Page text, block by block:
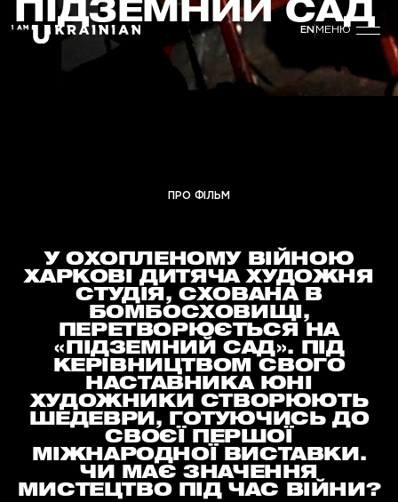
МЕНЮ
EN
ПІДЗЕМНИЙ САД
ТРИВАЛІСТЬ
ДАТА ВИПУСКУ
ПРО ФІЛЬМ
У ОХОПЛЕНОМУ ВІЙНОЮ
ХАРКОВІ ДИТЯЧА ХУДОЖНЯ
СТУДІЯ, СХОВАНА В
БОМБОСХОВИЩІ,
ПЕРЕТВОРЮЄТЬСЯ НА
«ПІДЗЕМНИЙ САД». ПІД
КЕРІВНИЦТВОМ СВОГО
НАСТАВНИКА ЮНІ
ХУДОЖНИКИ СТВОРЮЮТЬ
ШЕДЕВРИ, ГОТУЮЧИСЬ ДО
СВОЄЇ ПЕРШОЇ
МІЖНАРОДНОЇ ВИСТАВКИ.
ЧИ МАЄ ЗНАЧЕННЯ
МИСТЕЦТВО ПІД ЧАС ВІЙНИ?